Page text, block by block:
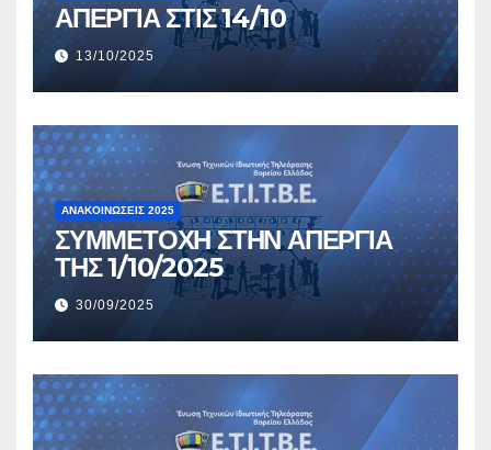
ΑΠΕΡΓΙΑ ΣΤΙΣ 14/10
13/10/2025
ΑΝΑΚΟΙΝΏΣΕΙΣ 2025
ΣΥΜΜΕΤΟΧΗ ΣΤΗΝ ΑΠΕΡΓΙΑ
ΤΗΣ 1/10/2025
30/09/2025